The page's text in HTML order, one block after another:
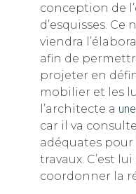
conception de
d’esquisses. Ce
viendra
afin de
projeter en
mobilier et les
l’architecte a
car il va
adéquates
travaux. C’est
coordonner la